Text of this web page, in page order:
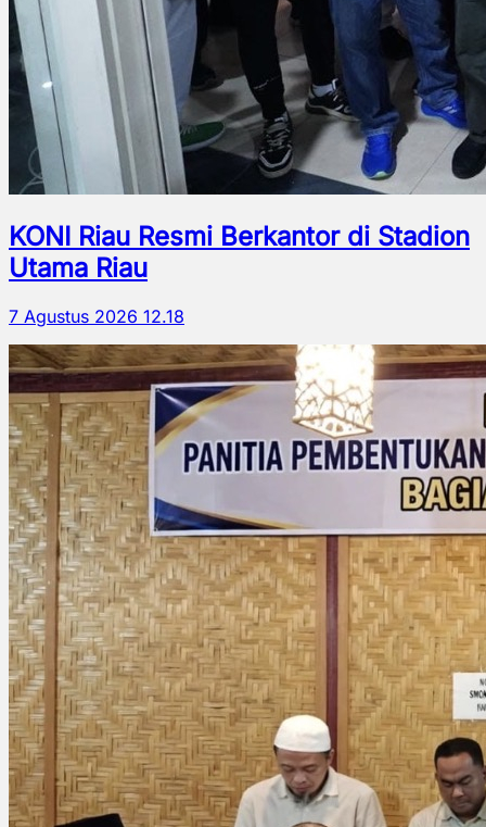
KONI Riau Resmi Berkantor di Stadion
Utama Riau
7 Agustus 2026 12.18